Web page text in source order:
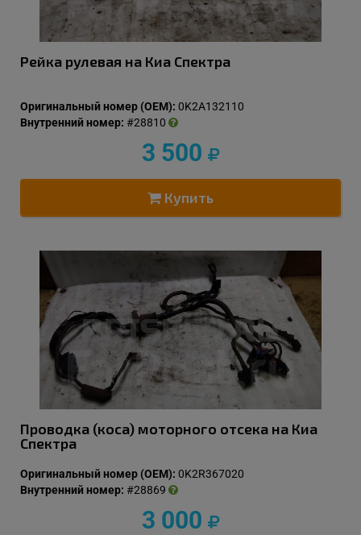
Рейка рулевая на Киа Спектра
Оригинальный номер (OEM): 0K2A132110
Внутренний номер: #28810
3 500
Купить
Проводка (коса) моторного отсека на Киа
Спектра
Оригинальный номер (OEM): 0K2R367020
Внутренний номер: #28869
3 000